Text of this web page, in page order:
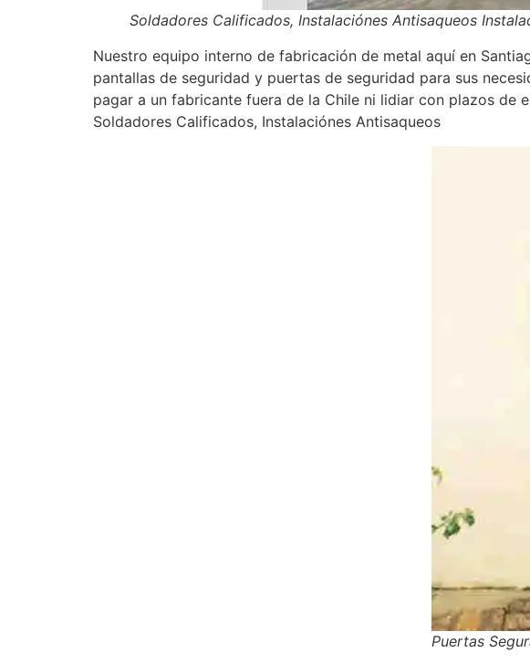
Soldadores Calificados, Instalaciónes Antisaqueos
Nuestro equipo interno de fabricación de metal aquí en
pantallas de seguridad y puertas de seguridad para sus
pagar a un fabricante fuera de la Chile ni lidiar con plazos de
Soldadores Calificados, Instalaciónes Antisaqueos
Puertas